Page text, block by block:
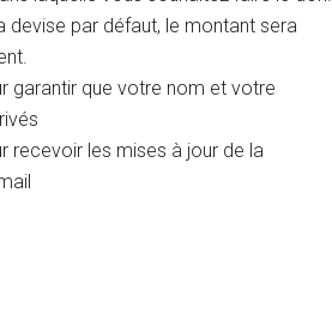
devise par défaut, le montant sera
garantir que votre nom et votre
recevoir les mises à jour de la